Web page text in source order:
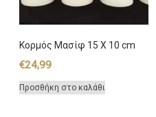
Κορμός Μασίφ 15 Χ 10 cm
€24,99
Προσθήκη στο καλάθι